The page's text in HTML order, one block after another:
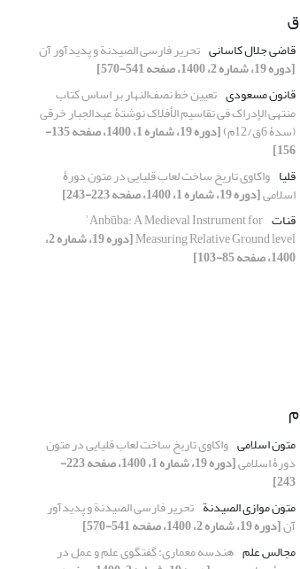
ق
قاضی جلال کاسانی تحریر فارسی الصیدنة و پدیدآور آن
[دوره 19، شماره 2، 1400، صفحه 541-570]
قانون مسعودی تعیین خط نصف‌النهار بر اساس کتاب
منتهی الإدراک فی تقاسیم الأفلاک نوشتۀ عبدالجبار خرقی
(سدۀ 6ق/12م) [دوره 19، شماره 1، 1400، صفحه 135-
156]
قلیا واکاوی تاریخ ساخت لعاب قلیایی در متون دورۀ
اسلامی[دوره 19، شماره 1، 1400، صفحه 223-243]
قنات ʾAnbūba: A Medieval Instrument for
Measuring Relative Ground level [دوره 19، شماره 2،
1400، صفحه 85-103]
م
متون اسلامی واکاوی تاریخ ساخت لعاب قلیایی در متون
دورۀ اسلامی [دوره 19، شماره 1، 1400، صفحه 223-
243]
متون موازی الصیدنة تحریر فارسی الصیدنة و پدیدآور
آن[دوره 19، شماره 2، 1400، صفحه 541-570]
مجالس علم هندسه معماری: گفتگوی علم و عمل در